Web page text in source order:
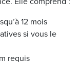
12 mois
si vous le
requis